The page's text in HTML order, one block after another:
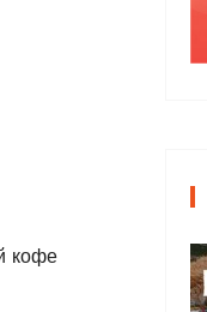
кофе